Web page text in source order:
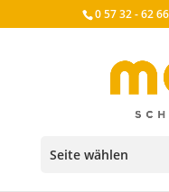
0 57 32 - 62 66
Seite wählen